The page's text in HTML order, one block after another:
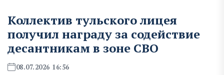
Коллектив тульского лицея
получил награду за содействие
десантникам в зоне СВО
08.07.2026 16:56